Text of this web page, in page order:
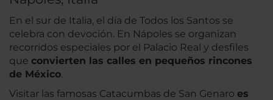
En el sur de Italia, el día de Todos los Santos se
celebra con devoción. En Nápoles se organizan
recorridos especiales por el Palacio Real y desfiles
que convierten las calles en pequeños rincones
de México.
Visitar las famosas Catacumbas de San Genaro es